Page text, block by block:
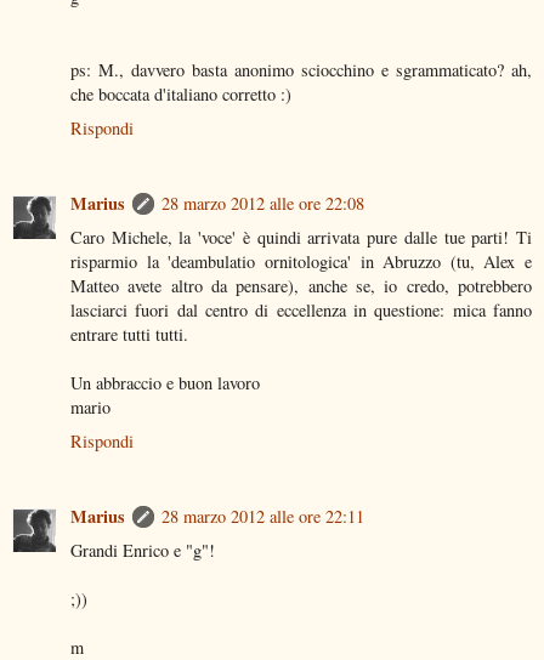
ps: M., davvero basta anonimo sciocchino e sgrammaticato? ah,
che boccata d'italiano corretto :)
Rispondi
Marius
28 marzo 2012 alle ore 22:08
Caro Michele, la 'voce' è quindi arrivata pure dalle tue parti! Ti
risparmio la 'deambulatio ornitologica' in Abruzzo (tu, Alex e
Matteo avete altro da pensare), anche se, io credo, potrebbero
lasciarci fuori dal centro di eccellenza in questione: mica fanno
entrare tutti tutti.
Un abbraccio e buon lavoro
mario
Rispondi
Marius
28 marzo 2012 alle ore 22:11
Grandi Enrico e "g"!
;))
m